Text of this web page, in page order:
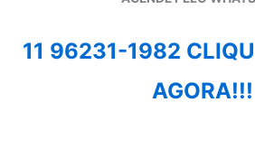
11 96231-1982
AGORA!!!